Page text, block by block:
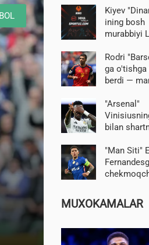
mojarosi
FIFA rahbari
Infantinoni
Kiyev
ining bosh
murabbiyi
g'alaba
haqida
Rodri
ga
berdi —
"Arsenal"
bilan
to'g'risidagi
qaroridan
hafsalasi
"Man Siti"
futbolchini
yuborishga
MUXOKAMALAR